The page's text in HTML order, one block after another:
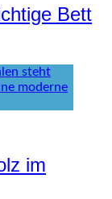
Bett
im